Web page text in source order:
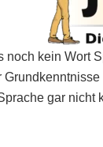
noch kein Wort
gar nicht